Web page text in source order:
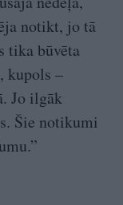
notikt, jo tā
tika būvēta
kupols –
Jo ilgāk
Šie notikumi